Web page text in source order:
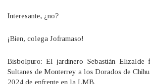
Interesante, ¿no?
¡Bien, colega Joframaso!
Bisbolpuro: El jardinero Sebastián Elizalde
Sultanes de Monterrey a los Dorados de
2024 de enfrente en la LMB.